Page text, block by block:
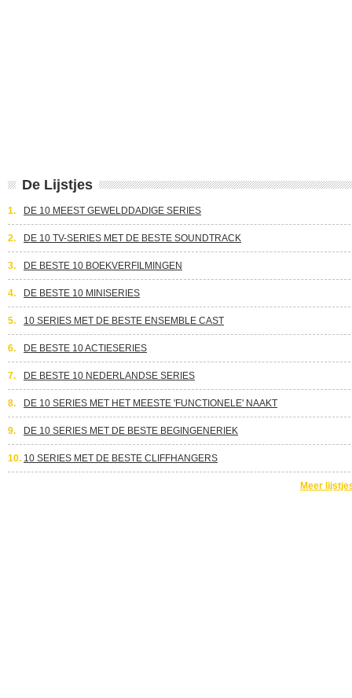
De Lijstjes
1. DE 10 MEEST GEWELDDADIGE SERIES
2. DE 10 TV-SERIES MET DE BESTE SOUNDTRACK
3. DE BESTE 10 BOEKVERFILMINGEN
4. DE BESTE 10 MINISERIES
5. 10 SERIES MET DE BESTE ENSEMBLE CAST
6. DE BESTE 10 ACTIESERIES
7. DE BESTE 10 NEDERLANDSE SERIES
8. DE 10 SERIES MET HET MEESTE 'FUNCTIONELE' NAAKT
9. DE 10 SERIES MET DE BESTE BEGINGENERIEK
10. 10 SERIES MET DE BESTE CLIFFHANGERS
Meer